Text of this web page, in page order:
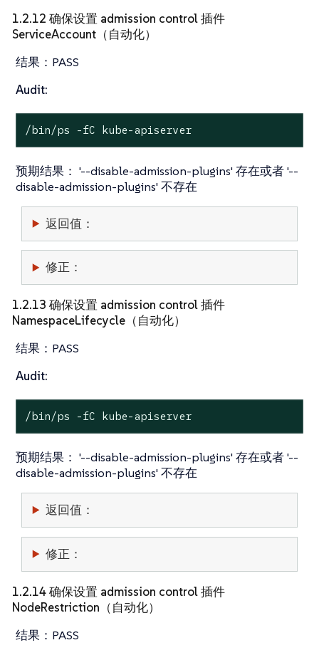
1.2.12 确保设置 admission control 插件
ServiceAccount（自动化）
结果： PASS
Audit:
/bin/ps -fC kube-apiserver
预期结果： '--disable-admission-plugins' 存在或者 '--
disable-admission-plugins' 不存在
返回值：
修正：
1.2.13 确保设置 admission control 插件
NamespaceLifecycle（自动化）
结果： PASS
Audit:
/bin/ps -fC kube-apiserver
预期结果： '--disable-admission-plugins' 存在或者 '--
disable-admission-plugins' 不存在
返回值：
修正：
1.2.14 确保设置 admission control 插件
NodeRestriction（自动化）
结果： PASS